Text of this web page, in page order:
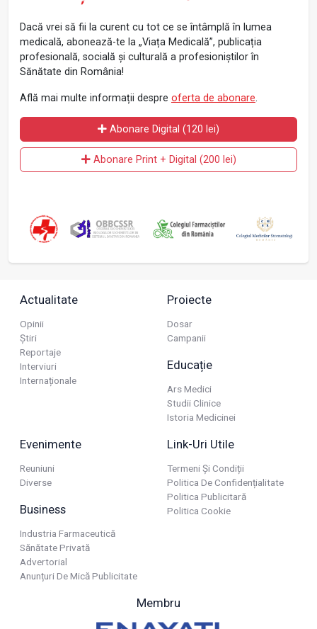
Dacă vrei să fii la curent cu tot ce se întâmplă în lumea
medicală, abonează-te la „Viața Medicală”, publicația
profesională, socială și culturală a profesioniștilor în
Sănătate din România!
Află mai multe informații despre oferta de abonare.
Abonare Digital (120 lei)
Abonare Print + Digital (200 lei)
Actualitate
Opinii
Știri
Reportaje
Interviuri
Internaționale
Proiecte
Dosar
Campanii
Educație
Ars Medici
Studii Clinice
Istoria Medicinei
Evenimente
Reuniuni
Diverse
Business
Industria Farmaceutică
Sănătate Privată
Advertorial
Anunțuri De Mică Publicitate
Link-Uri Utile
Termeni Și Condiții
Politica De Confidențialitate
Politica Publicitară
Politica Cookie
Membru